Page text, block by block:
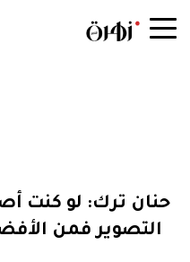
حنان ترك: لو كنت
التصوير فمن